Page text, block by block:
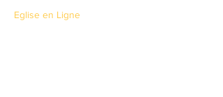
Eglise en Ligne